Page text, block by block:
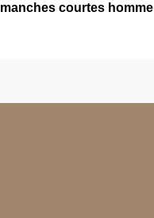
manches courtes homme